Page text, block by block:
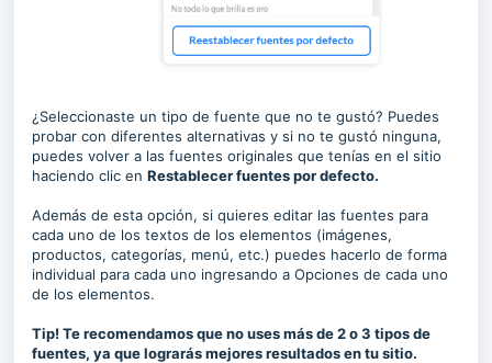
¿Seleccionaste un tipo de fuente que no te gustó? Puedes
probar con diferentes alternativas y si no te gustó ninguna,
puedes volver a las fuentes originales que tenías en el sitio
haciendo clic en Restablecer fuentes por defecto.
Además de esta opción, si quieres editar las fuentes para
cada uno de los textos de los elementos (imágenes,
productos, categorías, menú, etc.) puedes hacerlo de forma
individual para cada uno ingresando a Opciones de cada uno
de los elementos.
Tip! Te recomendamos que no uses más de 2 o 3 tipos de
fuentes, ya que lograrás mejores resultados en tu sitio.